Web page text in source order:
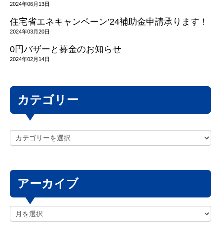
2024年06月13日
住宅省エネキャンペーン’24補助金申請承ります！
2024年03月20日
0円バザーと募金のお知らせ
2024年02月14日
カテゴリー
アーカイブ